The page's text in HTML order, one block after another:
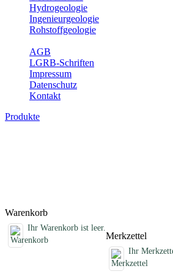
Hydrogeologie
Ingenieurgeologie
Rohstoffgeologie
AGB
LGRB-Schriften
Impressum
Datenschutz
Kontakt
Produkte
Warenkorb
Ihr Warenkorb ist leer.
Merkzettel
Ihr